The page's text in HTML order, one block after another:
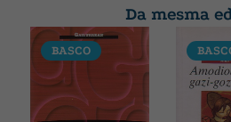
Da mesma
BASCO